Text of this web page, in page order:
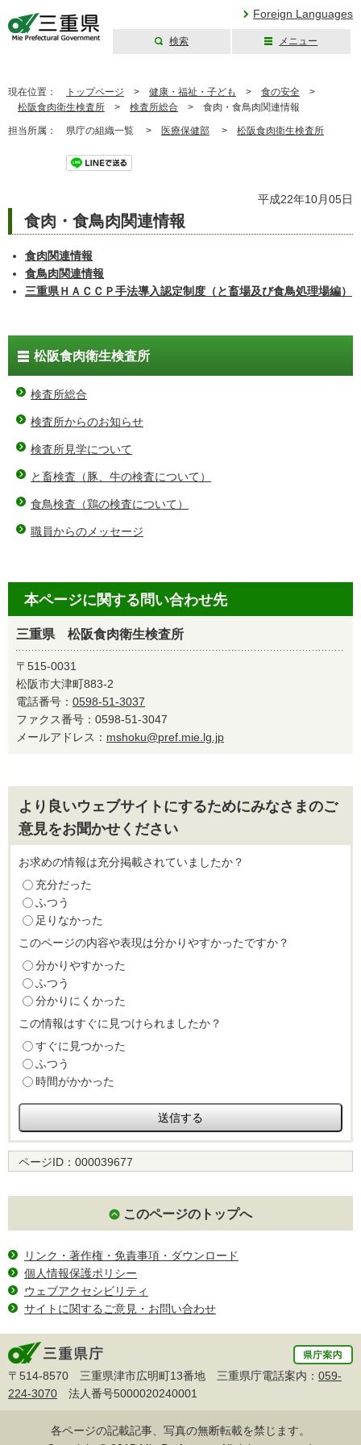
Foreign Languages
検索 メニュー
現在位置： トップページ > 健康・福祉・子ども > 食の安全 >
松阪食肉衛生検査所 > 検査所総合 > 食肉・食鳥肉関連情報
担当所属： 県庁の組織一覧 > 医療保健部 > 松阪食肉衛生検査所
平成22年10月05日
食肉・食鳥肉関連情報
食肉関連情報
食鳥肉関連情報
三重県ＨＡＣＣＰ手法導入認定制度（と畜場及び食鳥処理場編）
松阪食肉衛生検査所
検査所総合
検査所からのお知らせ
検査所見学について
と畜検査（豚、牛の検査について）
食鳥検査（鶏の検査について）
職員からのメッセージ
本ページに関する問い合わせ先
三重県 松阪食肉衛生検査所
〒515-0031
松阪市大津町883-2
電話番号： 0598-51-3037
ファクス番号：0598-51-3047
メールアドレス： mshoku@pref.mie.lg.jp
より良いウェブサイトにするためにみなさまのご
意見をお聞かせください
お求めの情報は充分掲載されていましたか？
充分だった
ふつう
足りなかった
このページの内容や表現は分かりやすかったですか？
分かりやすかった
ふつう
分かりにくかった
この情報はすぐに見つけられましたか？
すぐに見つかった
ふつう
時間がかかった
ページID： 000039677
このページのトップへ
リンク・著作権・免責事項・ダウンロード
個人情報保護ポリシー
ウェブアクセシビリティ
サイトに関するご意見・お問い合わせ
〒514-8570 三重県津市広明町13番地 三重県庁電話案内： 059-
224-3070 法人番号5000020240001
各ページの記載記事、写真の無断転載を禁じます。